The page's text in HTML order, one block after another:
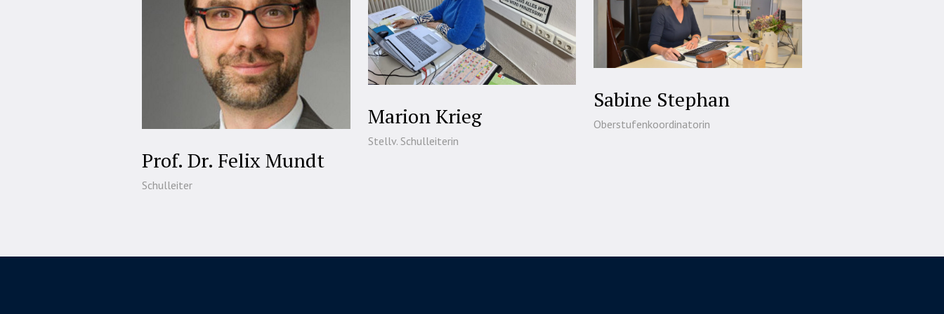
Prof. Dr. Felix Mundt
Schulleiter
Marion Krieg
Stellv. Schulleiterin
Sabine Stephan
Oberstufenkoordinatorin